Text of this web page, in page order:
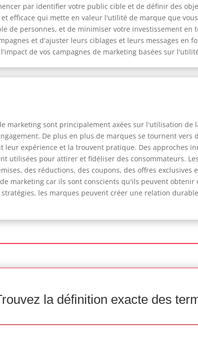
par identifier votre public cible et de définir des
efficace qui mette en valeur l'utilité de marque que
de personnes, et de minimiser votre investissement
et d'ajuster leurs ciblages et leurs messages en
de vos campagnes de marketing basées sur
marketing sont principalement axées sur l'utilisation
De plus en plus de marques se tournent
leur expérience et la trouvent pratique. Des approches
utilisées pour attirer et fidéliser des consommateurs.
des réductions, des coupons, des offres exclusives
marketing car ils sont conscients qu'ils peuvent
les marques peuvent créer une relation
la définition exacte des